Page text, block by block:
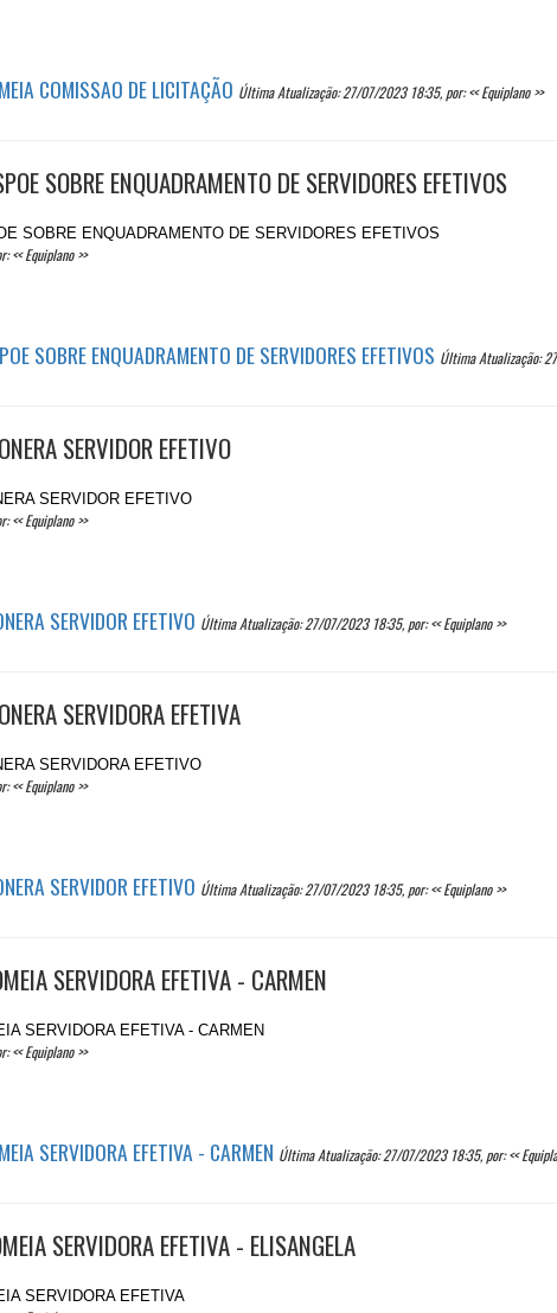
COMISSAO DE LICITAÇÃO Última Atualização: 27/07/2023 18:35, por: << Equiplano >>
SOBRE ENQUADRAMENTO DE SERVIDORES EFETIVOS
SOBRE ENQUADRAMENTO DE SERVIDORES EFETIVOS
Equiplano >>
SOBRE ENQUADRAMENTO DE SERVIDORES EFETIVOS Última Atualização:
SERVIDOR EFETIVO
SERVIDOR EFETIVO
Equiplano >>
SERVIDOR EFETIVO Última Atualização: 27/07/2023 18:35, por: << Equiplano >>
SERVIDORA EFETIVA
SERVIDORA EFETIVO
Equiplano >>
SERVIDOR EFETIVO Última Atualização: 27/07/2023 18:35, por: << Equiplano >>
SERVIDORA EFETIVA - CARMEN
SERVIDORA EFETIVA - CARMEN
Equiplano >>
SERVIDORA EFETIVA - CARMEN Última Atualização: 27/07/2023 18:35, por: <<
SERVIDORA EFETIVA - ELISANGELA
SERVIDORA EFETIVA